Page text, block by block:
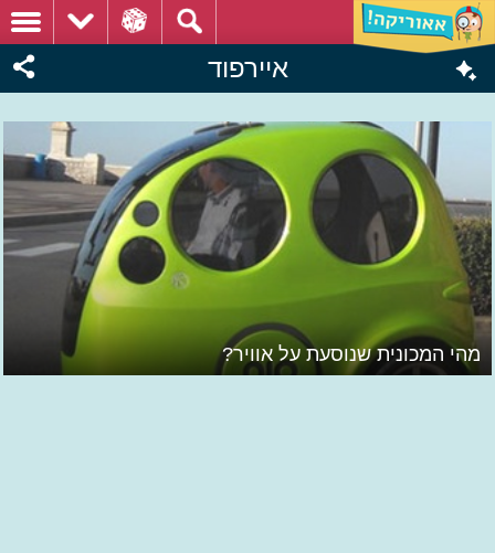
איירפוד
מהי המכונית שנוסעת על אוויר?